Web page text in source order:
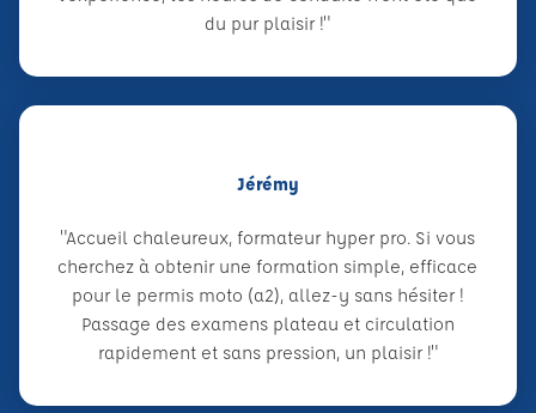
du pur plaisir !"
Jérémy
"Accueil chaleureux, formateur hyper pro. Si vous
cherchez à obtenir une formation simple, efficace
pour le permis moto (a2), allez-y sans hésiter !
Passage des examens plateau et circulation
rapidement et sans pression, un plaisir !"